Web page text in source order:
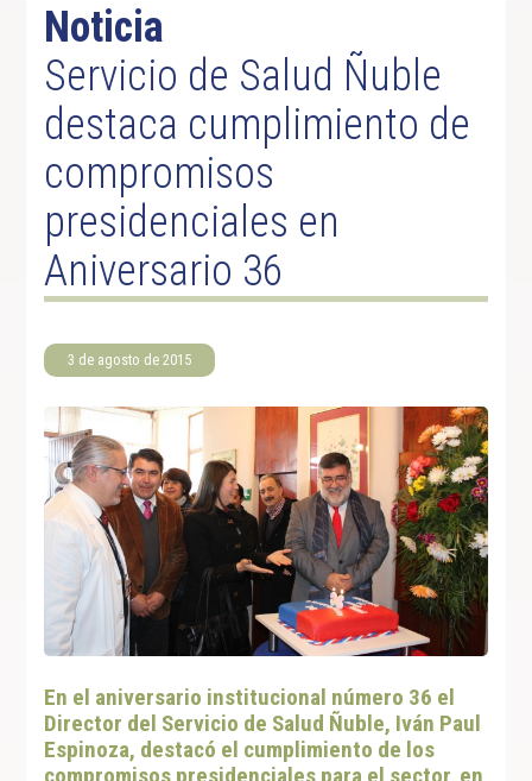
Noticia
Servicio de Salud Ñuble
destaca cumplimiento de
compromisos
presidenciales en
Aniversario 36
3 de agosto de 2015
En el aniversario institucional número 36 el
Director del Servicio de Salud Ñuble, Iván Paul
Espinoza, destacó el cumplimiento de los
compromisos presidenciales para el sector, en